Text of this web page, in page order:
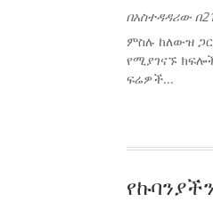
በአስተዳዳሪው
ምስሉ ከለውዝ
የሚያገናኙ
ፍሬዎች...